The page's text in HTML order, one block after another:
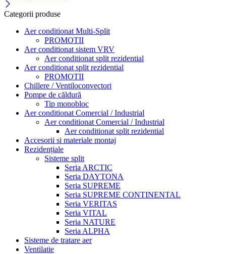
Categorii produse
Aer conditionat Multi-Split
PROMOTII
Aer conditionat sistem VRV
Aer conditionat split rezidential
Aer conditionat split rezidential
PROMOTII
Chillere / Ventiloconvectori
Pompe de căldură
Tip monobloc
Aer conditionat Comercial / Industrial
Aer conditionat Comercial / Industrial
Aer conditionat split rezidential
Accesorii si materiale montaj
Rezidențiale
Sisteme split
Seria ARCTIC
Seria DAYTONA
Seria SUPREME
Seria SUPREME CONTINENTAL
Seria VERITAS
Seria VITAL
Seria NATURE
Seria ALPHA
Sisteme de tratare aer
Ventilatie